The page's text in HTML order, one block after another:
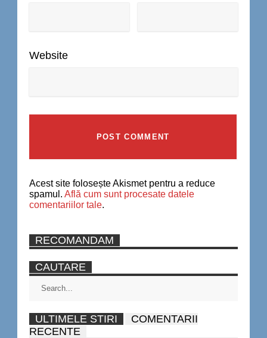
Website
Acest site folosește Akismet pentru a reduce
spamul. Află cum sunt procesate datele
comentariilor tale.
RECOMANDAM
CAUTARE
ULTIMELE STIRI
COMENTARII
RECENTE